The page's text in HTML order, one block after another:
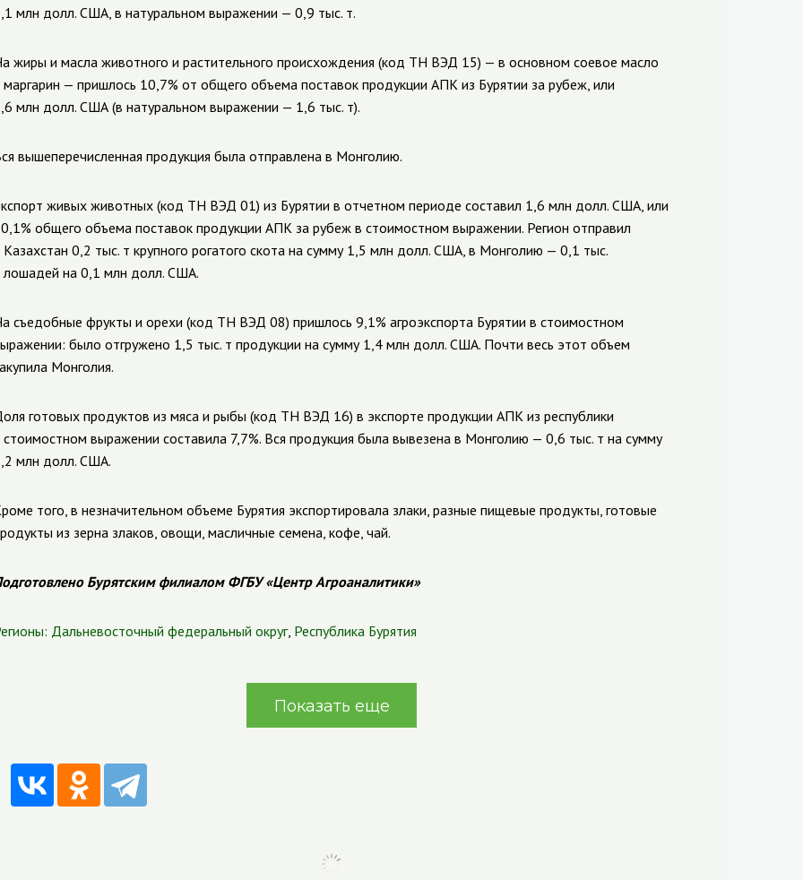
млн долл. США, в натуральном выражении — 0,9 тыс. т.
жиры и масла животного и растительного происхождения (код ТН ВЭД 15) — в основном соевое масло
маргарин — пришлось 10,7% от общего объема поставок продукции АПК из Бурятии за рубеж, или
млн долл. США (в натуральном выражении — 1,6 тыс. т).
вышеперечисленная продукция была отправлена в Монголию.
живых животных (код ТН ВЭД 01) из Бурятии в отчетном периоде составил 1,6 млн долл. США, или
общего объема поставок продукции АПК за рубеж в стоимостном выражении. Регион отправил
Казахстан 0,2 тыс. т крупного рогатого скота на сумму 1,5 млн долл. США, в Монголию — 0,1 тыс.
лошадей на 0,1 млн долл. США.
съедобные фрукты и орехи (код ТН ВЭД 08) пришлось 9,1% агроэкспорта Бурятии в стоимостном
было отгружено 1,5 тыс. т продукции на сумму 1,4 млн долл. США. Почти весь этот объем
Монголия.
готовых продуктов из мяса и рыбы (код ТН ВЭД 16) в экспорте продукции АПК из республики
стоимостном выражении составила 7,7%. Вся продукция была вывезена в Монголию — 0,6 тыс. т на сумму
млн долл. США.
того, в незначительном объеме Бурятия экспортировала злаки, разные пищевые продукты, готовые
из зерна злаков, овощи, масличные семена, кофе, чай.
Бурятским филиалом ФГБУ «Центр Агроаналитики»
Дальневосточный федеральный округ, Республика Бурятия
Показать еще